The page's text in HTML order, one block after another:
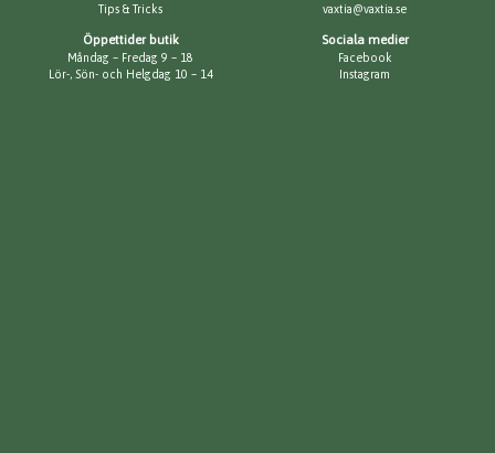
Tips & Tricks
vaxtia@vaxtia.se
Öppettider butik
Måndag – Fredag 9 – 18
Lör-, Sön- och Helgdag 10 – 14
Sociala medier
Facebook
Instagram